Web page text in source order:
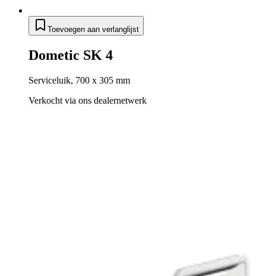
Toevoegen aan verlanglijst
Dometic SK 4
Serviceluik, 700 x 305 mm
Verkocht via ons dealernetwerk